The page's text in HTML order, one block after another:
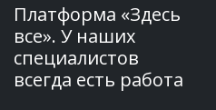
Платформа «Здесь
все». У наших
специалистов
всегда есть работа